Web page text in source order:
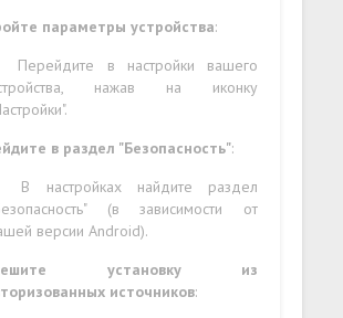
параметры устройства:
Перейдите в настройки вашего
нажав на иконку
в раздел "Безопасность":
В настройках найдите раздел
(в зависимости от
версии Android).
установку из
источников: